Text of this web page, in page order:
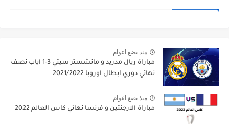
منذ بضع اعوام
مباراة ريال مدريد و مانشستر سيتي 3-1 اياب نصف
نهائي دوري ابطال اوروبا 2021/2022
منذ بضع اعوام
مباراة الارجنتين و فرنسا نهائي كاس العالم 2022